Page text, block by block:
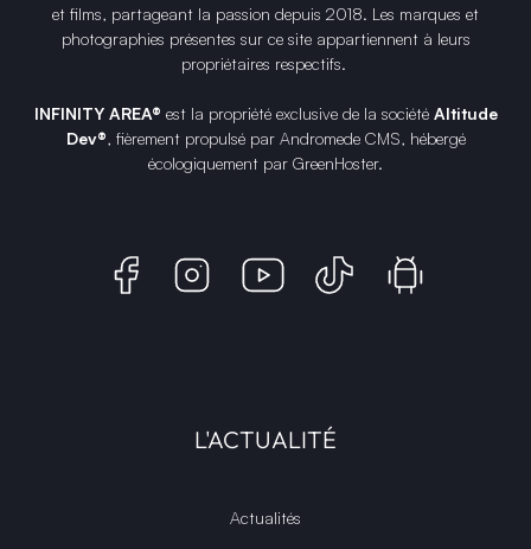
et films, partageant la passion depuis 2018. Les marques et
photographies présentes sur ce site appartiennent à leurs
propriétaires respectifs.
INFINITY AREA® est la propriété exclusive de la société Altitude
Dev®, fièrement propulsé par Andromede CMS, hébergé
écologiquement par GreenHoster.
L'ACTUALITÉ
Actualités